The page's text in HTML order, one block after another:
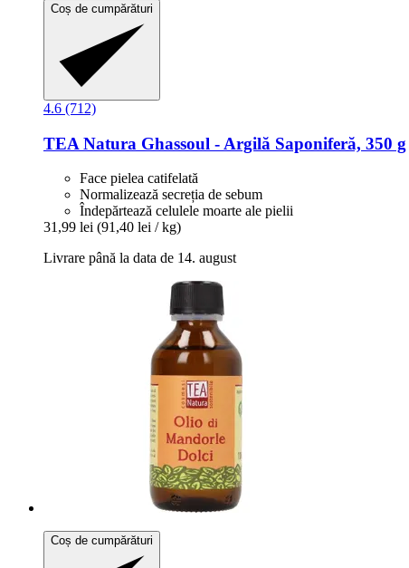
Coș de cumpărături
4.6 (712)
TEA Natura Ghassoul -​ Argilă Saponiferă, 350 g
Face pielea catifelată
Normalizează secreția de sebum
Îndepărtează celulele moarte ale pielii
31,99 lei (91,40 lei / kg)
Livrare până la data de 14. august
Coș de cumpărături